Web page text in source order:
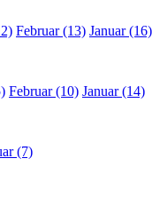
Februar (13) Januar (16)
Februar (10) Januar (14)
(7)